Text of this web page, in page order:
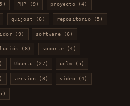
PHP (9) proyecto (4)
quijost (6) repositorio (5)
(9) software (6)
(8) soporte (4)
Ubuntu (27) uclm (5)
version (8) video (4)